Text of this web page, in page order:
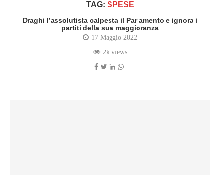
TAG: SPESE
Draghi l’assolutista calpesta il Parlamento e ignora i
partiti della sua maggioranza
17 Maggio 2022
2k views